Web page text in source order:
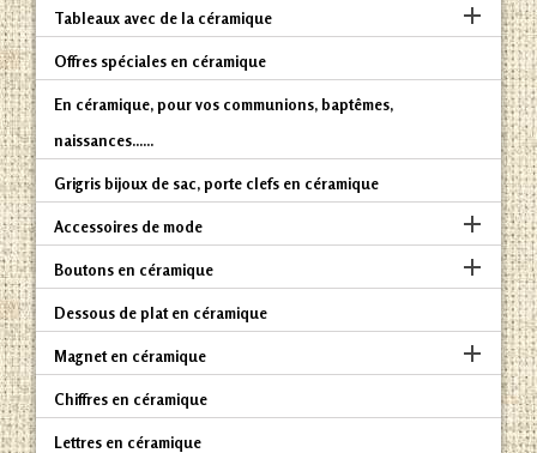
Tableaux avec de la céramique 
Offres spéciales en céramique
En céramique, pour vos communions, baptêmes,
naissances......
Grigris bijoux de sac, porte clefs en céramique
Accessoires de mode 
Boutons en céramique 
Dessous de plat en céramique
Magnet en céramique 
Chiffres en céramique
Lettres en céramique